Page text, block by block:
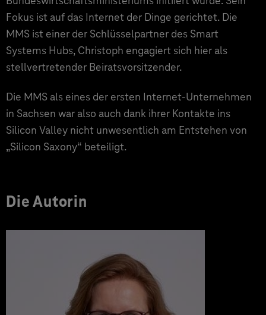
Fokus ist auf das Internet der Dinge gerichtet. Die
MMS ist einer der Schlüsselpartner des Smart
Systems Hubs, Christoph engagiert sich hier als
stellvertretender Beiratsvorsitzender.
Die MMS als eines der ersten Internet-Unternehmen
in Sachsen war also auch dank ihrer Kontakte ins
Silicon Valley nicht unwesentlich am Entstehen von
„Silicon Saxony“ beteiligt.
Die Autorin